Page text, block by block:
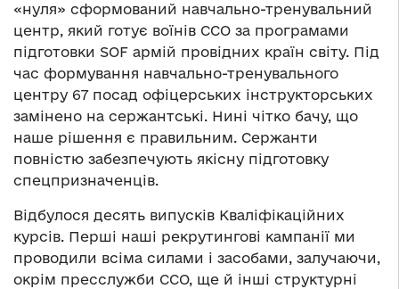
«нуля» сформований навчально-тренувальний
центр, який готує воїнів ССО за програмами
підготовки SOF армій провідних країн світу. Під
час формування навчально-тренувального
центру 67 посад офіцерських інструкторських
замінено на сержантські. Нині чітко бачу, що
наше рішення є правильним. Сержанти
повністю забезпечують якісну підготовку
спецпризначенців.
Відбулося десять випусків Кваліфікаційних
курсів. Перші наші рекрутингові кампанії ми
проводили всіма силами і засобами, залучаючи,
окрім пресслужби ССО, ще й інші структурні